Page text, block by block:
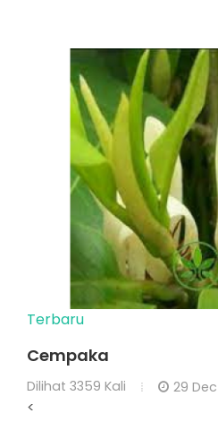
Terbaru
Cempaka
Dilihat 3359 Kali 29 Dec
<